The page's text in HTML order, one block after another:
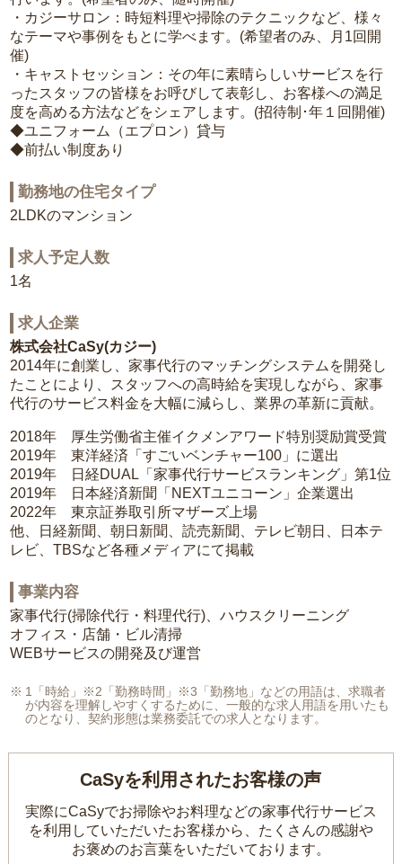
・カジーサロン：時短料理や掃除のテクニックなど、様々
なテーマや事例をもとに学べます。(希望者のみ、月1回開
催)
・キャストセッション：その年に素晴らしいサービスを行
ったスタッフの皆様をお呼びして表彰し、お客様への満足
度を高める方法などをシェアします。(招待制･年１回開催)
◆ユニフォーム（エプロン）貸与
◆前払い制度あり
勤務地の住宅タイプ
2LDKのマンション
求人予定人数
1名
求人企業
株式会社CaSy(カジー)
2014年に創業し、家事代行のマッチングシステムを開発し
たことにより、スタッフへの高時給を実現しながら、家事
代行のサービス料金を大幅に減らし、業界の革新に貢献。
2018年 厚生労働省主催イクメンアワード特別奨励賞受賞
2019年 東洋経済「すごいベンチャー100」に選出
2019年 日経DUAL「家事代行サービスランキング」第1位
2019年 日本経済新聞「NEXTユニコーン」企業選出
2022年 東京証券取引所マザーズ上場
他、日経新聞、朝日新聞、読売新聞、テレビ朝日、日本テ
レビ、TBSなど各種メディアにて掲載
事業内容
家事代行(掃除代行・料理代行)、ハウスクリーニング
オフィス・店舗・ビル清掃
WEBサービスの開発及び運営
1「時給」※2「勤務時間」※3「勤務地」などの用語は、求職者
が内容を理解しやすくするために、一般的な求人用語を用いたも
のとなり、契約形態は業務委託での求人となります。
CaSyを利用されたお客様の声
実際にCaSyでお掃除やお料理などの家事代行サービス
を利用していただいたお客様から、 たくさんの感謝や
お褒めのお言葉をいただいております。